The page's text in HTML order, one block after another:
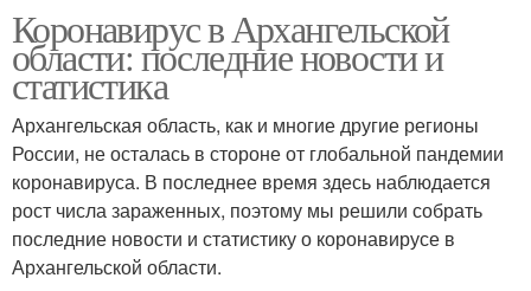
Коронавирус в Архангельской
области: последние новости и
статистика
Архангельская область, как и многие другие регионы
России, не осталась в стороне от глобальной пандемии
коронавируса. В последнее время здесь наблюдается
рост числа зараженных, поэтому мы решили собрать
последние новости и статистику о коронавирусе в
Архангельской области.